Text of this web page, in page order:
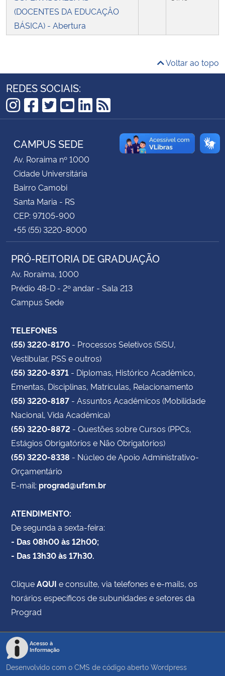
Secretaria-Geral
Gabinete de Segurança Institucional
Advocacia-Geral da União
Planalto
(DOCENTES DA EDUCAÇÂO
BÁSICA) - Abertura
Voltar ao topo
REDES SOCIAIS:
Instagram
Facebook
Twitter
YouTube
LinkedIn
RSS
CAMPUS SEDE
Av. Roraima nº 1000
Cidade Universitária
Bairro Camobi
Santa Maria - RS
CEP: 97105-900
+55 (55) 3220-8000
PRÓ-REITORIA DE GRADUAÇÃO
Av. Roraima, 1000
Prédio 48-D - 2º andar - Sala 213
Campus Sede
TELEFONES
(55) 3220-8170 - Processos Seletivos (SiSU,
Vestibular, PSS e outros)
(55) 3220-8371 - Diplomas, Histórico Acadêmico,
Ementas, Disciplinas, Matrículas, Relacionamento
(55) 3220-8187 - Assuntos Acadêmicos (Mobilidade
Nacional, Vida Acadêmica)
(55) 3220-8872 - Questões sobre Cursos (PPCs,
Estágios Obrigatórios e Não Obrigatórios)
(55) 3220-8338 - Núcleo de Apoio Administrativo-
Orçamentário
E-mail: prograd@ufsm.br
ATENDIMENTO:
De segunda a sexta-feira:
- Das 08h00 às 12h00;
- Das 13h30 às 17h30.
CliqueAQUI e consulte, via telefones e e-mails, os
horários específicos de subunidades e setores da
Prograd
Acesso à
Informação
Desenvolvido com o CMS de código aberto Wordpress